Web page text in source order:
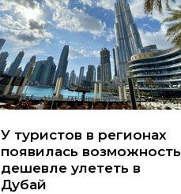
У туристов в регионах
появилась возможность
дешевле улететь в
Дубай